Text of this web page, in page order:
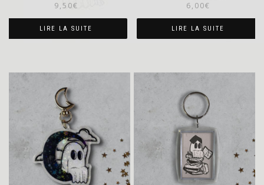
9,50€
LIRE LA SUITE
6,00€
LIRE LA SUITE